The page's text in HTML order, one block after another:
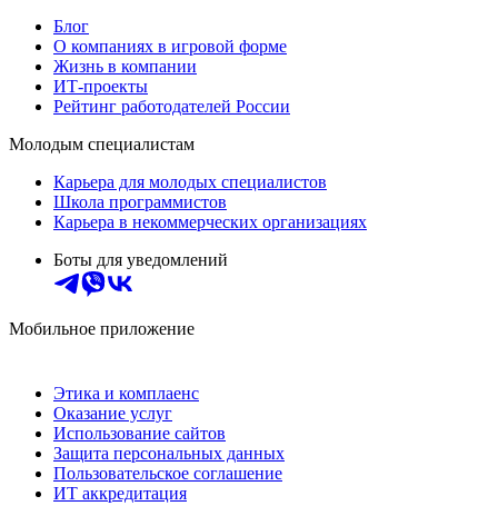
Блог
О компаниях в игровой форме
Жизнь в компании
ИТ-проекты
Рейтинг работодателей России
Молодым специалистам
Карьера для молодых специалистов
Школа программистов
Карьера в некоммерческих организациях
Боты для уведомлений
Мобильное приложение
Этика и комплаенс
Оказание услуг
Использование сайтов
Защита персональных данных
Пользовательское соглашение
ИТ аккредитация